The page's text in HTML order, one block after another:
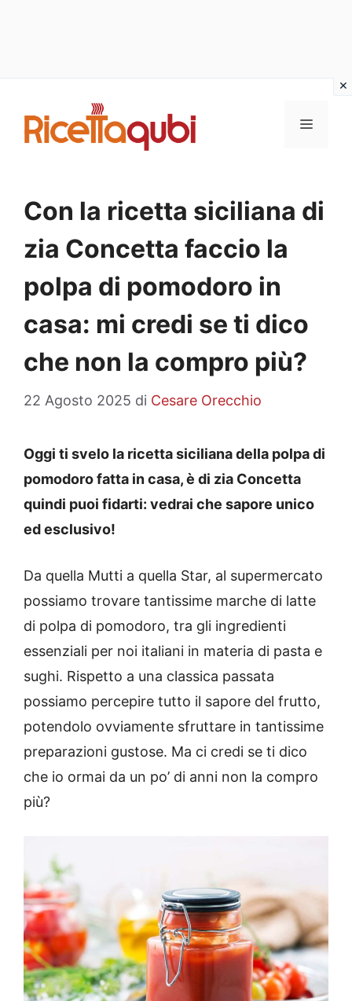
contenuto
MENU
Con la ricetta siciliana di
zia Concetta faccio la
polpa di pomodoro in
casa: mi credi se ti dico
che non la compro più?
22 Agosto 2025 di Cesare Orecchio
Oggi ti svelo la ricetta siciliana della polpa di
pomodoro fatta in casa, è di zia Concetta
quindi puoi fidarti: vedrai che sapore unico
ed esclusivo!
Da quella Mutti a quella Star, al supermercato
possiamo trovare tantissime marche di latte
di polpa di pomodoro, tra gli ingredienti
essenziali per noi italiani in materia di pasta e
sughi. Rispetto a una classica passata
possiamo percepire tutto il sapore del frutto,
potendolo ovviamente sfruttare in tantissime
preparazioni gustose. Ma ci credi se ti dico
che io ormai da un po’ di anni non la compro
più?